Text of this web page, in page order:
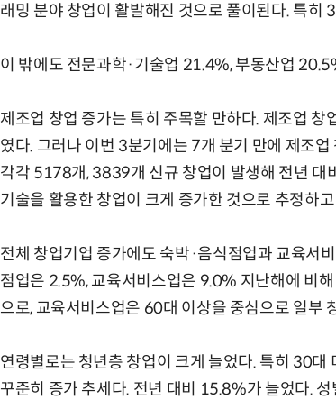
래밍 분야 창업이 활발해진 것으로 풀이된다. 특
이 밖에도 전문과학·기술업 21.4%, 부동산업
제조업 창업 증가는 특히 주목할 만하다. 제조업
였다. 그러나 이번 3분기에는 7개 분기 만에 제조
각각 5178개, 3839개 신규 창업이 발생해 전년 대
기술을 활용한 창업이 크게 증가한 것으로 추정하
전체 창업기업 증가에도 숙박·음식점업과 교육서
점업은 2.5%, 교육서비스업은 9.0% 지난해에 비
으로, 교육서비스업은 60대 이상을 중심으로 일부
연령별로는 청년층 창업이 크게 늘었다. 특히 30
꾸준히 증가 추세다. 전년 대비 15.8%가 늘었다.